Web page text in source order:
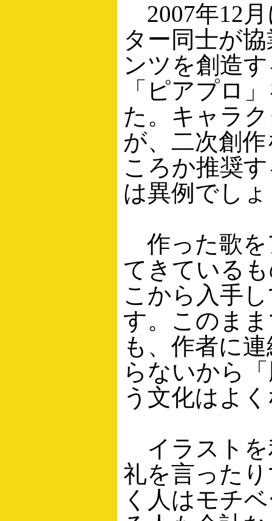
2007年12
ター同士が
ンツを創造
「ピアプロ
た。キャラ
が、二次創
ころか推奨
は異例でし
作った歌を
てきている
こから入手
す。このま
も、作者に
らないから
う文化はよ
イラストを
礼を言った
く人はモチ